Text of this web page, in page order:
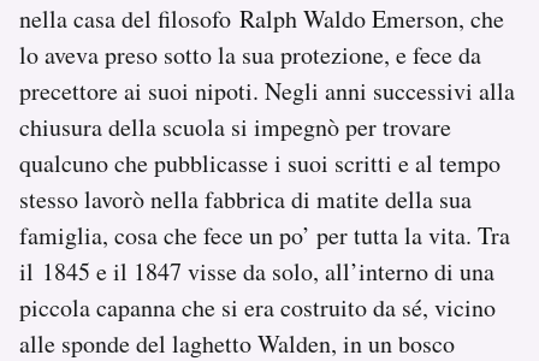
nella casa del filosofo Ralph Waldo Emerson, che
lo aveva preso sotto la sua protezione, e fece da
precettore ai suoi nipoti. Negli anni successivi alla
chiusura della scuola si impegnò per trovare
qualcuno che pubblicasse i suoi scritti e al tempo
stesso lavorò nella fabbrica di matite della sua
famiglia, cosa che fece un po’ per tutta la vita. Tra
il 1845 e il 1847 visse da solo, all’interno di una
piccola capanna che si era costruito da sé, vicino
alle sponde del laghetto Walden, in un bosco